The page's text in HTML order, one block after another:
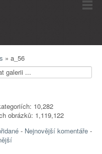
» a_56
10,282
obrázků: 1,119,122
- Nejnovější komentáře-